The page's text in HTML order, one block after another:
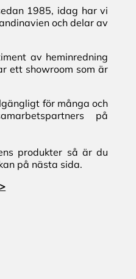
1985, idag har vi
och delar av
av heminredning
ett showroom som är
för många och
på
produkter så är du
på nästa sida.